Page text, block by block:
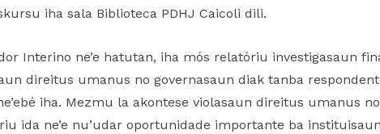
iha sala Biblioteca PDHJ Caicoli dili.
Interino ne’e hatutan, iha mós relatóriu investigasaun
direitus umanus no governasaun diak tanba
iha. Mezmu la akontese violasaun direitus umanus
ida ne’e nu’udar oportunidade importante ba